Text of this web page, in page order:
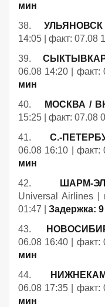
мин
38. УЛЬЯНОВСК
14:05 | факт: 07.08
39.
06.08 14:20 | факт:
мин
40.
МОСКВА /
15:25 | факт: 07.08
41. С.-
06.08 16:10 |
мин
42.
ШАРМ-
Universal Airlines |
01:47 | Задержка:
43.
06.08 16:40 | факт:
мин
44.
06.08 17:35 | факт:
мин